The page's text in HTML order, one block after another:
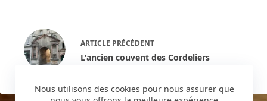
Nous utilisons des cookies pour nous assurer que
ARTICLE PRÉCÉDENT
L'ancien couvent des Cordeliers